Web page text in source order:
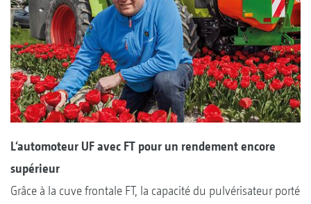
L‘automoteur UF avec FT pour un rendement encore
supérieur
Grâce à la cuve frontale FT, la capacité du pulvérisateur porté